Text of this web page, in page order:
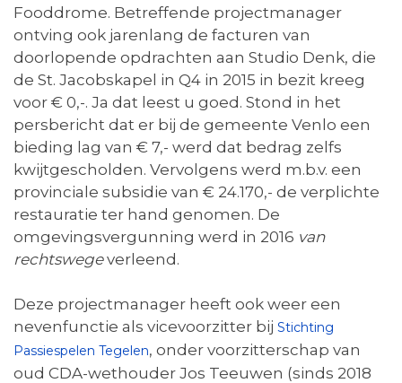
Fooddrome. Betreffende projectmanager
ontving ook jarenlang de facturen van
doorlopende opdrachten aan Studio Denk, die
de St. Jacobskapel in Q4 in 2015 in bezit kreeg
voor € 0,-. Ja dat leest u goed. Stond in het
persbericht dat er bij de gemeente Venlo een
bieding lag van € 7,- werd dat bedrag zelfs
kwijtgescholden. Vervolgens werd m.b.v. een
provinciale subsidie van € 24.170,- de verplichte
restauratie ter hand genomen. De
omgevingsvergunning werd in 2016 van
rechtswegeverleend.
Deze projectmanager heeft ook weer een
nevenfunctie als vicevoorzitter bij Stichting
Passiespelen Tegelen, onder voorzitterschap van
oud CDA-wethouder Jos Teeuwen (sinds 2018